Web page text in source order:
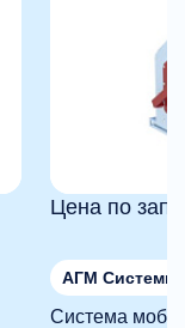
Цена по
АГМ
Система